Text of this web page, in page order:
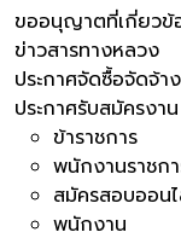
ขออนุญาตที่เกี่ยวข้
ข่าวสารทางหลวง
ประกาศจัดซื้อจัดจ้าง
ประกาศรับสมัครงาน
ข้าราชการ
พนักงานราชก
สมัครสอบออน
พนักงาน